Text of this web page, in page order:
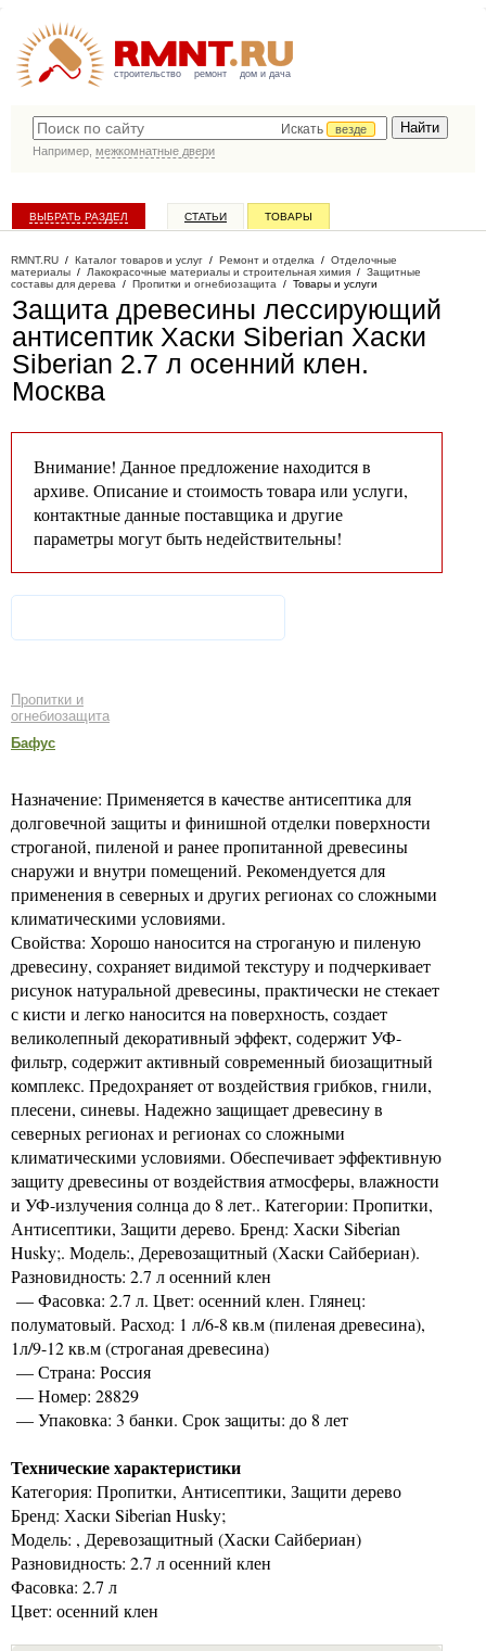
строительство ремонт дом и дача
Искать
везде
Например, межкомнатные двери
ВЫБРАТЬ РАЗДЕЛ СТАТЬИ ТОВАРЫ
RMNT.RU / Каталог товаров и услуг / Ремонт и отделка / Отделочные
материалы / Лакокрасочные материалы и строительная химия / Защитные
составы для дерева / Пропитки и огнебиозащита / Товары и услуги
Защита древесины лессирующий
антисептик Хаски Siberian Хаски
Siberian 2.7 л осенний клен.
Москва
Внимание! Данное предложение находится в
архиве. Описание и стоимость товара или услуги,
контактные данные поставщика и другие
параметры могут быть недействительны!
Пропитки и
огнебиозащита
Бафус
Назначение: Применяется в качестве антисептика для
долговечной защиты и финишной отделки поверхности
строганой, пиленой и ранее пропитанной древесины
снаружи и внутри помещений. Рекомендуется для
применения в северных и других регионах со сложными
климатическими условиями.
Свойства: Хорошо наносится на строганую и пиленую
древесину, сохраняет видимой текстуру и подчеркивает
рисунок натуральной древесины, практически не стекает
с кисти и легко наносится на поверхность, создает
великолепный декоративный эффект, содержит УФ-
фильтр, содержит активный современный биозащитный
комплекс. Предохраняет от воздействия грибков, гнили,
плесени, синевы. Надежно защищает древесину в
северных регионах и регионах со сложными
климатическими условиями. Обеспечивает эффективную
защиту древесины от воздействия атмосферы, влажности
и УФ-излучения солнца до 8 лет.. Категории: Пропитки,
Антисептики, Защити дерево. Бренд: Хаски Siberian
Husky;. Модель:, Деревозащитный (Хаски Сайбериан).
Разновидность: 2.7 л осенний клен
— Фасовка: 2.7 л. Цвет: осенний клен. Глянец:
полуматовый. Расход: 1 л/6-8 кв.м (пиленая древесина),
1л/9-12 кв.м (строганая древесина)
— Страна: Россия
— Номер: 28829
— Упаковка: 3 банки. Срок защиты: до 8 лет
Технические характеристики
Категория: Пропитки, Антисептики, Защити дерево
Бренд: Хаски Siberian Husky;
Модель: , Деревозащитный (Хаски Сайбериан)
Разновидность: 2.7 л осенний клен
Фасовка: 2.7 л
Цвет: осенний клен